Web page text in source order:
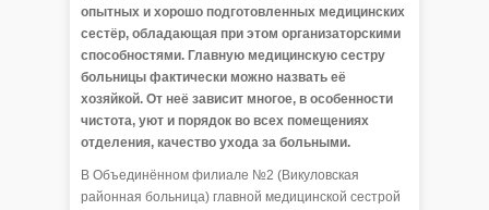
опытных и хорошо подготовленных медицинских
сестёр, обладающая при этом организаторскими
способностями. Главную медицинскую сестру
больницы фактически можно назвать её
хозяйкой. От неё зависит многое, в особенности
чистота, уют и порядок во всех помещениях
отделения, качество ухода за больными.
В Объединённом филиале №2 (Викуловская
районная больница) главной медицинской сестрой